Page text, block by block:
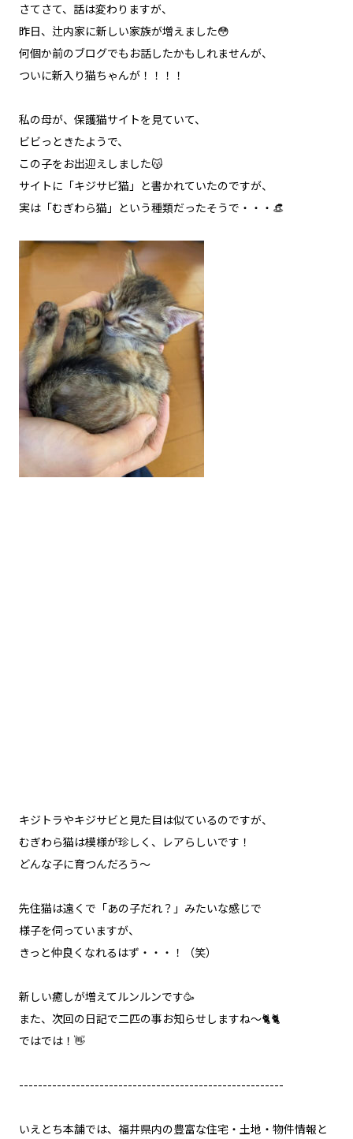
さてさて、話は変わりますが、
昨日、辻内家に新しい家族が増えました😳
何個か前のブログでもお話したかもしれませんが、
ついに新入り猫ちゃんが！！！！
私の母が、保護猫サイトを見ていて、
ビビっときたようで、
この子をお出迎えしました😽
サイトに「キジサビ猫」と書かれていたのですが、
実は「むぎわら猫」という種類だったそうで・・・👒
キジトラやキジサビと見た目は似ているのですが、
むぎわら猫は模様が珍しく、レアらしいです！
どんな子に育つんだろう～
先住猫は遠くで「あの子だれ？」みたいな感じで
様子を伺っていますが、
きっと仲良くなれるはず・・・！（笑）
新しい癒しが増えてルンルンです🥳
また、次回の日記で二匹の事お知らせしますね～🐈🐈
ではでは！👋
--------------------------------------------------------
いえとち本舗では、福井県内の豊富な住宅・土地・物件情報と